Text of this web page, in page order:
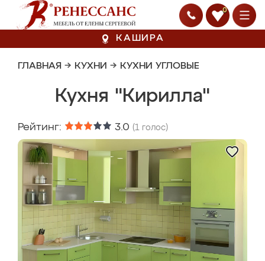
0
КАШИРА
ГЛАВНАЯ → КУХНИ → КУХНИ УГЛОВЫЕ
Кухня "Кирилла"
Рейтинг: 3.0 (1 голос)